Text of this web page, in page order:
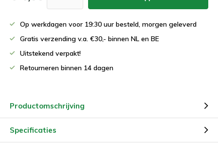
Op werkdagen voor 19:30 uur besteld, morgen geleverd
Gratis verzending v.a. €30,- binnen NL en BE
Uitstekend verpakt!
Retourneren binnen 14 dagen
Productomschrijving
Specificaties